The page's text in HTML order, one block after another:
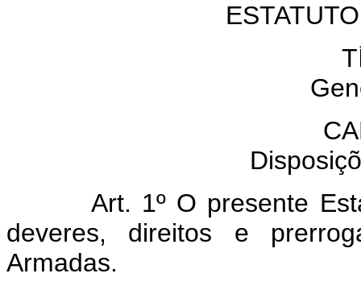
Art. 1º O presente
deveres, direitos e
Armadas.